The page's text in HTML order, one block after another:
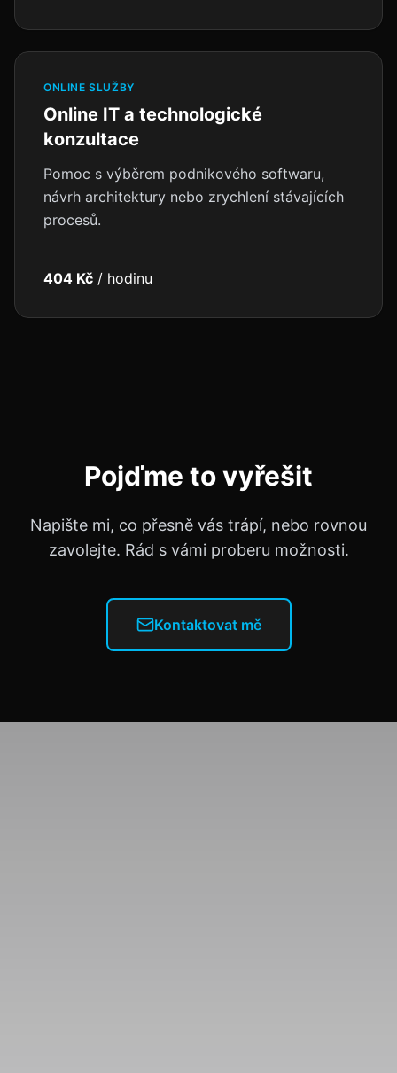
ONLINE SLUŽBY
Online IT a technologické
konzultace
Pomoc s výběrem podnikového softwaru,
návrh architektury nebo zrychlení stávajících
procesů.
404 Kč / hodinu
Pojďme to vyřešit
Napište mi, co přesně vás trápí, nebo rovnou
zavolejte. Rád s vámi proberu možnosti.
Kontaktovat mě